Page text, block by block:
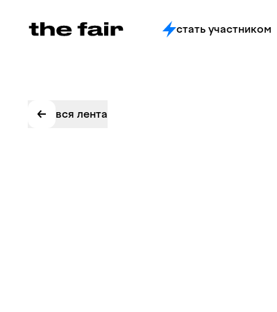
стать участником
вся лента